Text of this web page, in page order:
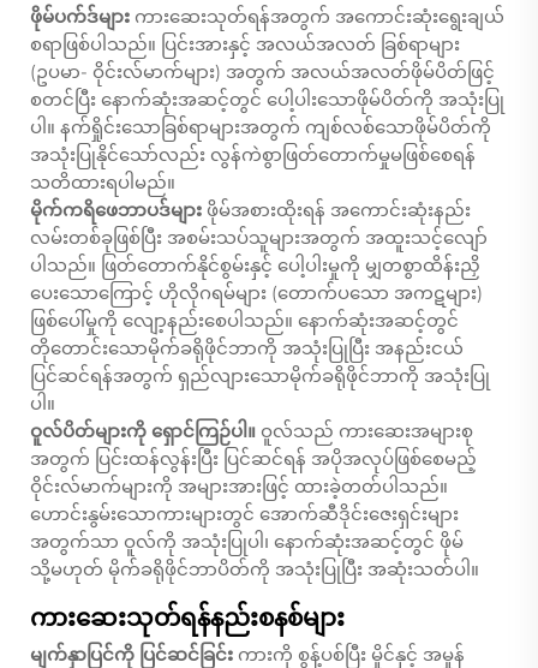
ဖိုမ်ပက်ဒ်များ ကားဆေးသုတ်ရန်အတွက် အကောင်းဆုံးရွေးချယ်
စရာဖြစ်ပါသည်။ ပြင်းအားနှင့် အလယ်အလတ် ခြစ်ရာများ
(ဥပမာ- ဝိုင်းလ်မာက်များ) အတွက် အလယ်အလတ်ဖိုမ်ပိတ်ဖြင့်
စတင်ပြီး နောက်ဆုံးအဆင့်တွင် ပေါ့ပါးသောဖိုမ်ပိတ်ကို အသုံးပြု
ပါ။ နက်ရှိုင်းသောခြစ်ရာများအတွက် ကျစ်လစ်သောဖိုမ်ပိတ်ကို
အသုံးပြုနိုင်သော်လည်း လွန်ကဲစွာဖြတ်တောက်မှုမဖြစ်စေရန်
သတိထားရပါမည်။
မိုက်ကရိဖေဘာပဒ်များ ဖိုမ်အစားထိုးရန် အကောင်းဆုံးနည်း
လမ်းတစ်ခုဖြစ်ပြီး အစမ်းသပ်သူများအတွက် အထူးသင့်လျော်
ပါသည်။ ဖြတ်တောက်နိုင်စွမ်းနှင့် ပေါ့ပါးမှုကို မျှတစွာထိန်းညှိ
ပေးသောကြောင့် ဟိုလိုဂရမ်များ (တောက်ပသော အကဋများ)
ဖြစ်ပေါ်မှုကို လျော့နည်းစေပါသည်။ နောက်ဆုံးအဆင့်တွင်
တိုတောင်းသောမိုက်ခရိုဖိုင်ဘာကို အသုံးပြုပြီး အနည်းငယ်
ပြင်ဆင်ရန်အတွက် ရှည်လျားသောမိုက်ခရိုဖိုင်ဘာကို အသုံးပြု
ပါ။
ဝူလ်ပိတ်များကို ရှောင်ကြဉ်ပါ။ ဝူလ်သည် ကားဆေးအများစု
အတွက် ပြင်းထန်လွန်းပြီး ပြင်ဆင်ရန် အပိုအလုပ်ဖြစ်စေမည့်
ဝိုင်းလ်မာက်များကို အများအားဖြင့် ထားခဲ့တတ်ပါသည်။
ဟောင်းနွမ်းသောကားများတွင် အောက်ဆီဒိုင်းဇေးရှင်းများ
အတွက်သာ ဝူလ်ကို အသုံးပြုပါ၊ နောက်ဆုံးအဆင့်တွင် ဖိုမ်
သို့မဟုတ် မိုက်ခရိုဖိုင်ဘာပိတ်ကို အသုံးပြုပြီး အဆုံးသတ်ပါ။
ကားဆေးသုတ်ရန်နည်းစနစ်များ
မျက်နှာပြင်ကို ပြင်ဆင်ခြင်း ကားကို စွန့်ပစ်ပြီး မှိုင်နှင့် အမှုန်